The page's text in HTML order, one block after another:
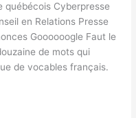
Cyberpresse
en Relations Presse
Goooooogle Faut le
de mots qui
de vocables français.